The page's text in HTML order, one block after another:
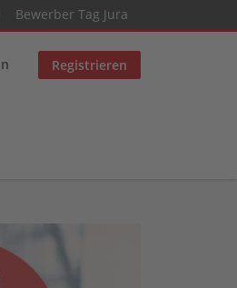
Bewerber Tag Jura
Registrieren